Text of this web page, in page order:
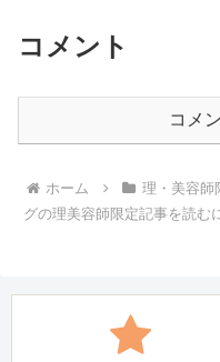
コメント
コメ
ホーム 理・美容師
グの理美容師限定記事を読む